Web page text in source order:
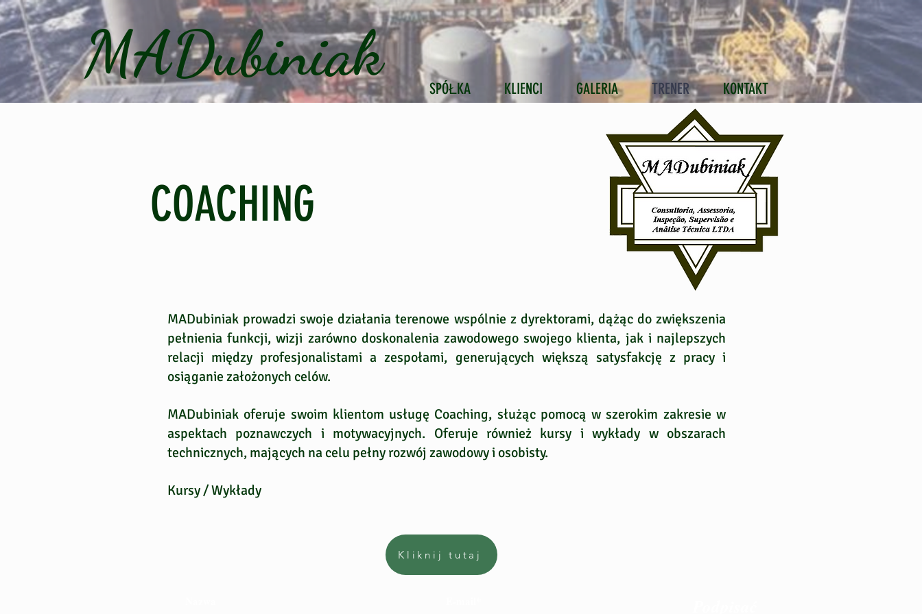
MADubiniak SPÓŁKA KLIENCI GALERIA TRENER KONTAKT
COACHING
MADubiniak prowadzi swoje działania terenowe wspólnie z dyrektorami, dążąc do zwiększenia
pełnienia funkcji, wizji zarówno doskonalenia zawodowego swojego klienta, jak i najlepszych
relacji między profesjonalistami a zespołami, generujących większą satysfakcję z pracy i
osiąganie założonych celów.
MADubiniak oferuje swoim klientom usługę Coaching, służąc pomocą w szerokim zakresie w
aspektach poznawczych i motywacyjnych. Oferuje również kursy i wykłady w obszarach
technicznych, mających na celu pełny rozwój zawodowy i osobisty.
Kursy / Wykłady
Kliknij tutaj